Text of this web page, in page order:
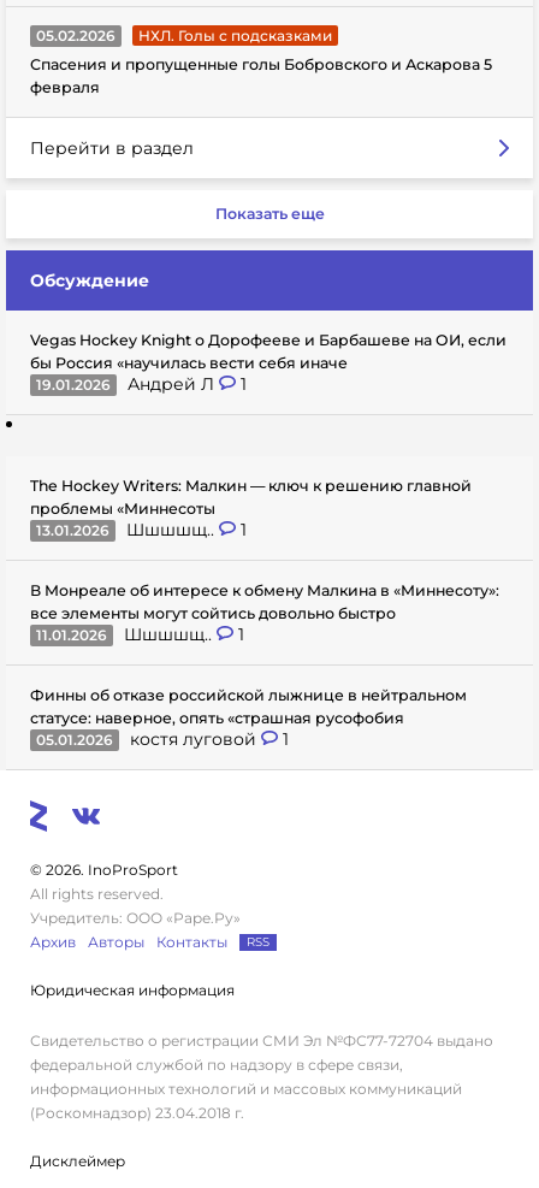
05.02.2026
НХЛ. Голы с подсказками
Спасения и пропущенные голы Бобровского и Аскарова 5
февраля
Перейти в раздел
Показать еще
Обсуждение
Vegas Hockey Knight о Дорофееве и Барбашеве на ОИ, если
бы Россия «научилась вести себя иначе
19.01.2026
Андрей Л 1
The Hockey Writers: Малкин — ключ к решению главной
проблемы «Миннесоты
13.01.2026
Шшшшщ.. 1
В Монреале об интересе к обмену Малкина в «Миннесоту»:
все элементы могут сойтись довольно быстро
11.01.2026
Шшшшщ.. 1
Финны об отказе российской лыжнице в нейтральном
статусе: наверное, опять «страшная русофобия
05.01.2026
костя луговой 1
© 2026. InoProSport
All rights reserved.
Учредитель: ООО «Раре.Ру»
Архив
Авторы Контакты RSS
Юридическая информация
Свидетельство о регистрации СМИ Эл №ФС77-72704 выдано
федеральной службой по надзору в сфере связи,
информационных технологий и массовых коммуникаций
(Роскомнадзор) 23.04.2018 г.
Дисклеймер